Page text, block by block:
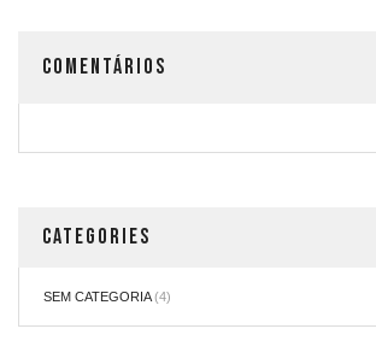
COMENTÁRIOS
CATEGORIES
SEM CATEGORIA(4)